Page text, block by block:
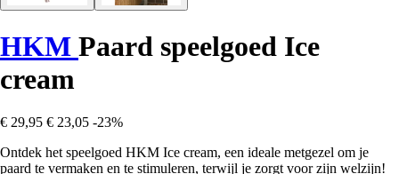
HKM Paard speelgoed Ice
cream
€ 29,95 € 23,05 -23%
Ontdek het speelgoed HKM Ice cream, een ideale metgezel om je
paard te vermaken en te stimuleren, terwijl je zorgt voor zijn welzijn!